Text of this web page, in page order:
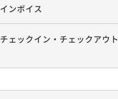
インボイス
チェックイン・チェックアウト